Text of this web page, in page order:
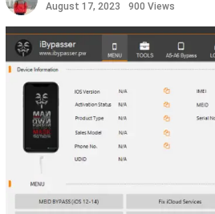
August 17, 2023
900 Views